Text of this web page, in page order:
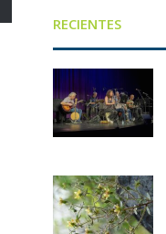
RECIENTES